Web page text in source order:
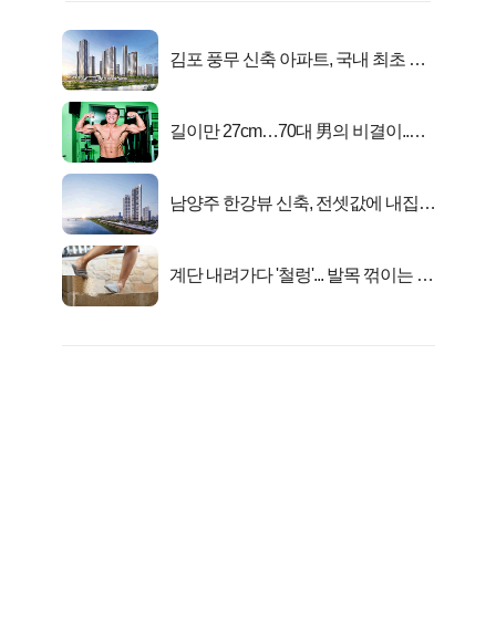
김포 풍무 신축 아파트, 국내 최초 반
길이만 27cm…70대 男의 비결이..충
남양주 한강뷰 신축, 전셋값에 내집마
계단 내려가다 '철렁'... 발목 꺾이는 이